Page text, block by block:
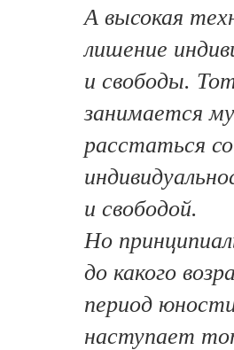
А высокая
лишение
и свободы.
занимается
расстаться
и свободой.
Но
до какого
период
наступает